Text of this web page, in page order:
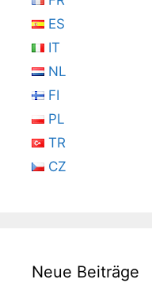
ES
IT
NL
FI
PL
TR
CZ
Neue Beiträge